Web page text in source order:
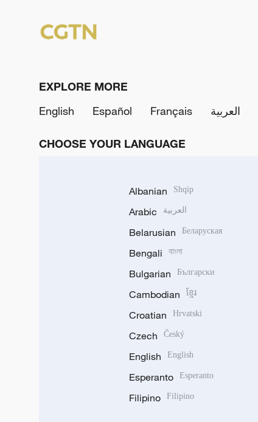
EXPLORE MORE
English
Español Français العربية
CHOOSE YOUR LANGUAGE
Albanian Shqip
Arabic العربية
Belarusian Беларуская
Bengali বাংলা
Bulgarian Български
Cambodian ខ្មែរ
Croatian Hrvatski
Czech Český
English English
Esperanto Esperanto
Filipino Filipino